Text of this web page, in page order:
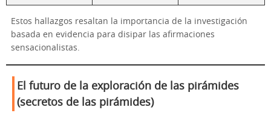
Estos hallazgos resaltan la importancia de la investigación
basada en evidencia para disipar las afirmaciones
sensacionalistas.
El futuro de la exploración de las pirámides
(secretos de las pirámides)